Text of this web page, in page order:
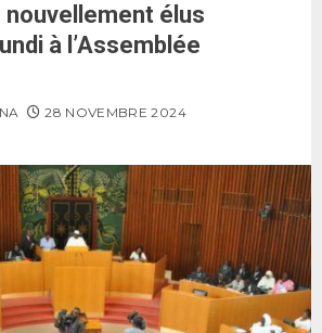
nouvellement élus
à l’Assemblée
28 NOVEMBRE 2024